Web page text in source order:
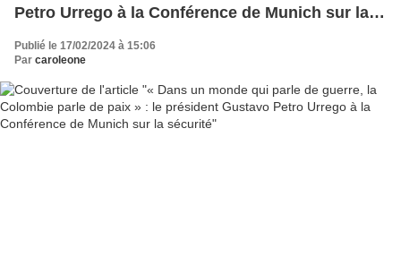
Petro Urrego à la Conférence de Munich sur la
Publié le 17/02/2024 à 15:06
Par caroleone